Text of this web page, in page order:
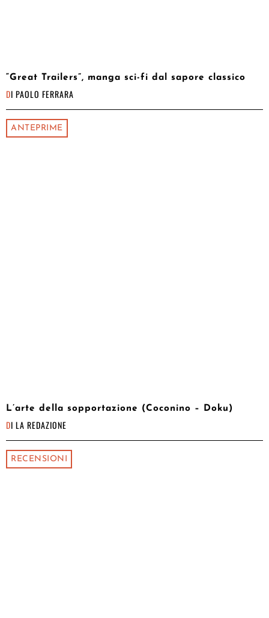
“Great Trailers”, manga sci-fi dal sapore classico
DI PAOLO FERRARA
ANTEPRIME
L’arte della sopportazione (Coconino – Doku)
DI LA REDAZIONE
RECENSIONI